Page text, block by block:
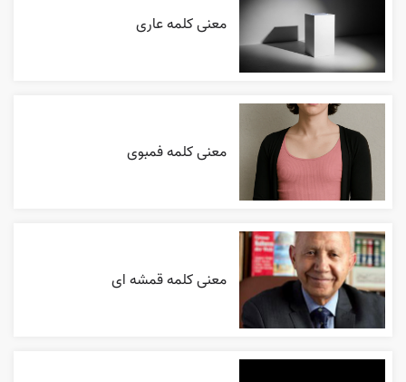
معنی کلمه عاری
معنی کلمه فمبوی
معنی کلمه قمشه ای